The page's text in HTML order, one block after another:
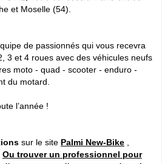
et Moselle (54).
de passionnés qui vous recevra
3 et 4 roues avec des véhicules neufs
moto - quad - scooter - enduro -
du motard.
l’année !
sur le site Palmi New-Bike
Ou trouver un professionnel pour